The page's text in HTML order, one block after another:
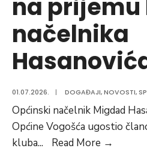
na prijemu
načelnika
01.07.2026. | DOGAĐAJI,NOVOSTI,
Općinski načelnik Migdad
Općine Vogošća ugostio
kluba... Read More →